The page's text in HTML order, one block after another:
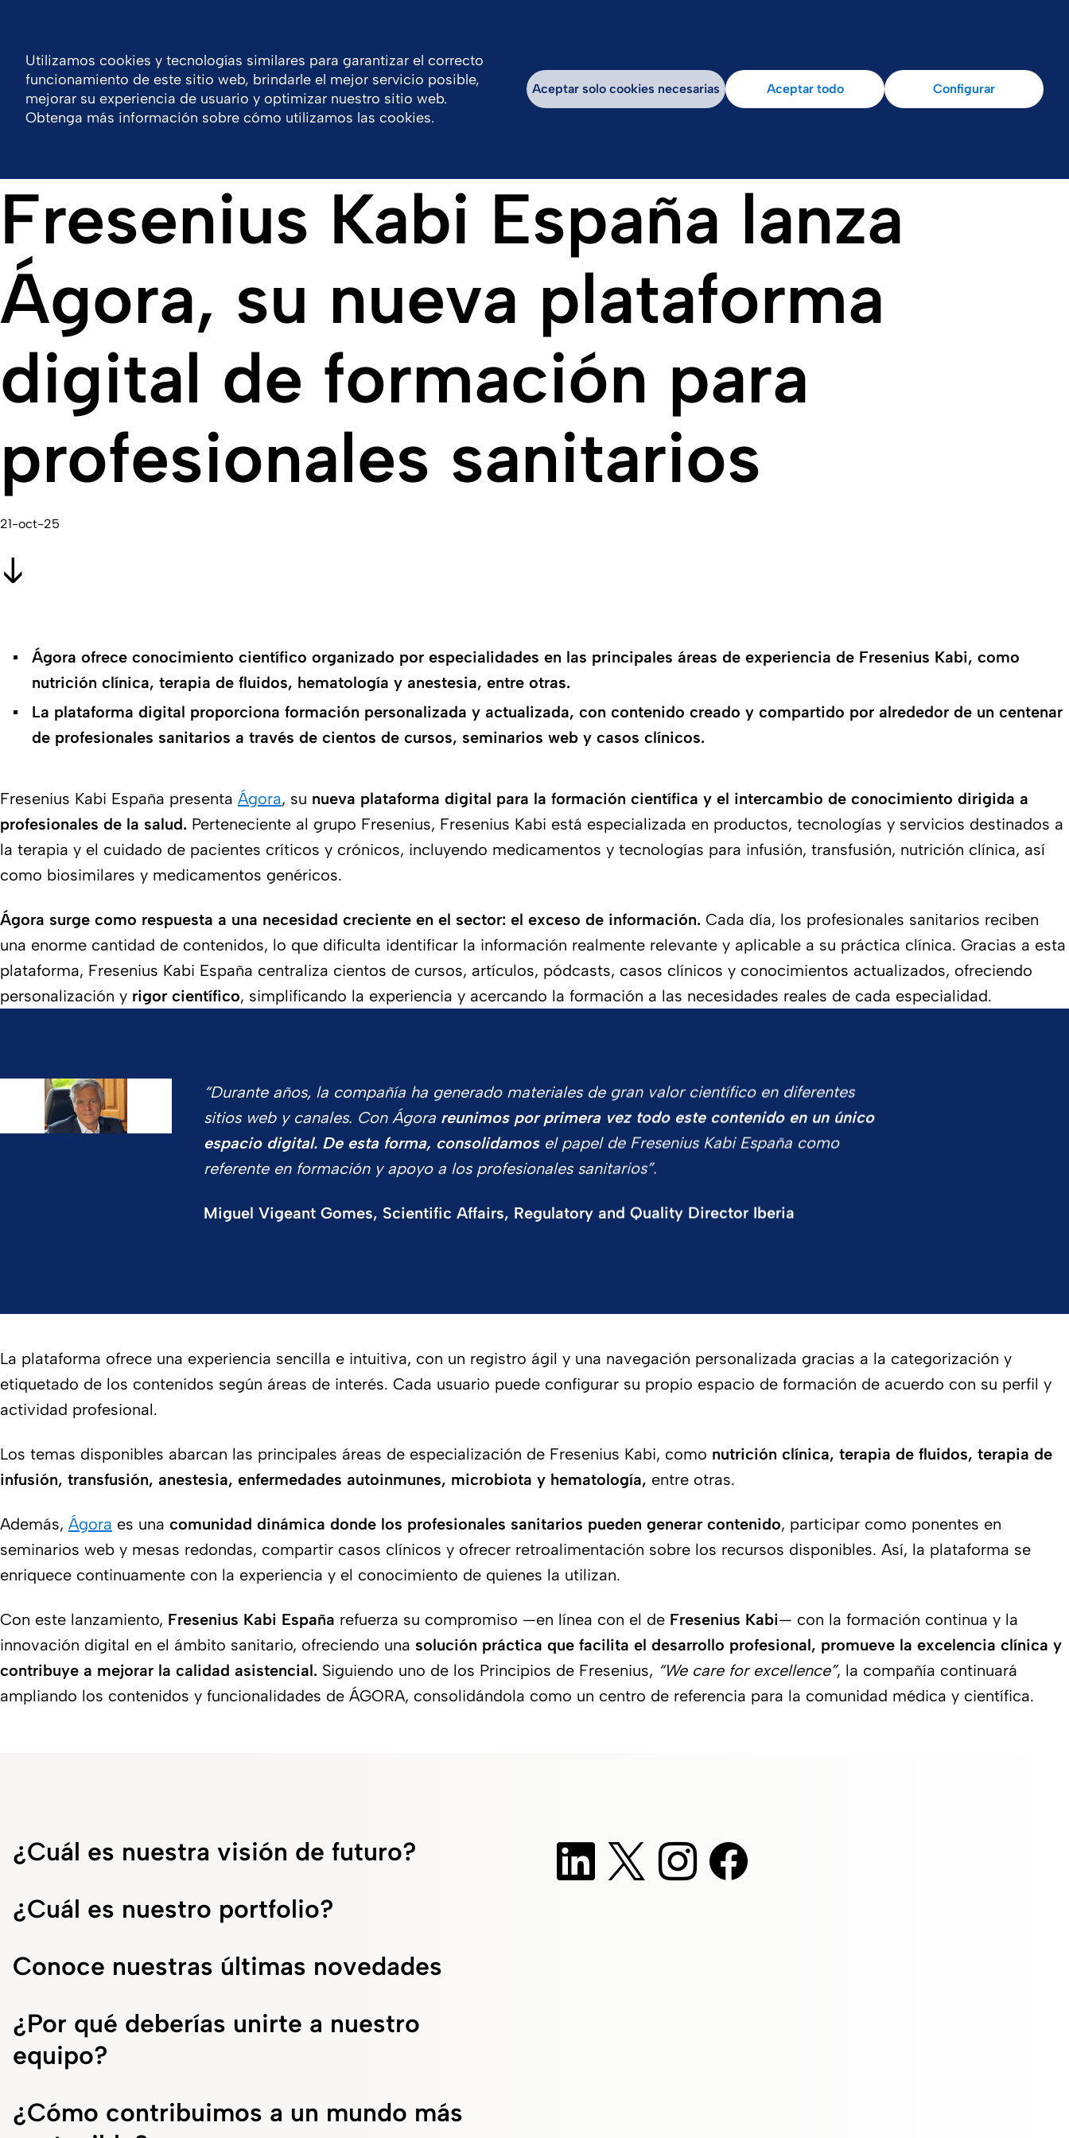
Empresa Nuestras soluciones Productos Compromiso social y sostenibilidad Trabaja con nosotros Sala de prensa
Fresenius Kabi España lanza
Ágora, su nueva plataforma
digital de formación para
profesionales sanitarios
21-oct-25
Ágora ofrece conocimiento científico organizado por especialidades en las principales áreas de experiencia de Fresenius Kabi, como
nutrición clínica, terapia de fluidos, hematología y anestesia, entre otras.
La plataforma digital proporciona formación personalizada y actualizada, con contenido creado y compartido por alrededor de un centenar
de profesionales sanitarios a través de cientos de cursos, seminarios web y casos clínicos.
Fresenius Kabi España presenta Ágora, su nueva plataforma digital para la formación científica y el intercambio de conocimiento dirigida a
profesionales de la salud. Perteneciente al grupo Fresenius, Fresenius Kabi está especializada en productos, tecnologías y servicios destinados a
la terapia y el cuidado de pacientes críticos y crónicos, incluyendo medicamentos y tecnologías para infusión, transfusión, nutrición clínica, así
como biosimilares y medicamentos genéricos.
Ágora surge como respuesta a una necesidad creciente en el sector: el exceso de información. Cada día, los profesionales sanitarios reciben
una enorme cantidad de contenidos, lo que dificulta identificar la información realmente relevante y aplicable a su práctica clínica. Gracias a esta
plataforma, Fresenius Kabi España centraliza cientos de cursos, artículos, pódcasts, casos clínicos y conocimientos actualizados, ofreciendo
personalización y rigor científico, simplificando la experiencia y acercando la formación a las necesidades reales de cada especialidad.
“Durante años, la compañía ha generado materiales de gran valor científico en diferentes
sitios web y canales. Con Ágora reunimos por primera vez todo este contenido en un único
espacio digital. De esta forma, consolidamosel papel de Fresenius Kabi España como
referente en formación y apoyo a los profesionales sanitarios”.
Miguel Vigeant Gomes, Scientific Affairs, Regulatory and Quality Director Iberia
La plataforma ofrece una experiencia sencilla e intuitiva, con un registro ágil y una navegación personalizada gracias a la categorización y
etiquetado de los contenidos según áreas de interés. Cada usuario puede configurar su propio espacio de formación de acuerdo con su perfil y
actividad profesional.
Los temas disponibles abarcan las principales áreas de especialización de Fresenius Kabi, como nutrición clínica, terapia de fluidos, terapia de
infusión, transfusión, anestesia, enfermedades autoinmunes, microbiota y hematología, entre otras.
Además, Ágora es una comunidad dinámica donde los profesionales sanitarios pueden generar contenido, participar como ponentes en
seminarios web y mesas redondas, compartir casos clínicos y ofrecer retroalimentación sobre los recursos disponibles. Así, la plataforma se
enriquece continuamente con la experiencia y el conocimiento de quienes la utilizan.
Con este lanzamiento, Fresenius Kabi España refuerza su compromiso —en línea con el de Fresenius Kabi— con la formación continua y la
innovación digital en el ámbito sanitario, ofreciendo una solución práctica que facilita el desarrollo profesional, promueve la excelencia clínica y
contribuye a mejorar la calidad asistencial. Siguiendo uno de los Principios de Fresenius, “We care for excellence”, la compañía continuará
ampliando los contenidos y funcionalidades de ÁGORA, consolidándola como un centro de referencia para la comunidad médica y científica.
¿Cuál es nuestra visión de futuro?
¿Cuál es nuestro portfolio?
Conoce nuestras últimas novedades
¿Por qué deberías unirte a nuestro
equipo?
¿Cómo contribuimos a un mundo más
Utilizamos cookies y tecnologías similares para garantizar el correcto
funcionamiento de este sitio web, brindarle el mejor servicio posible,
mejorar su experiencia de usuario y optimizar nuestro sitio web.
Obtenga más información sobre cómo utilizamos las cookies.
Aceptar solo cookies necesarias Aceptar todo Configurar